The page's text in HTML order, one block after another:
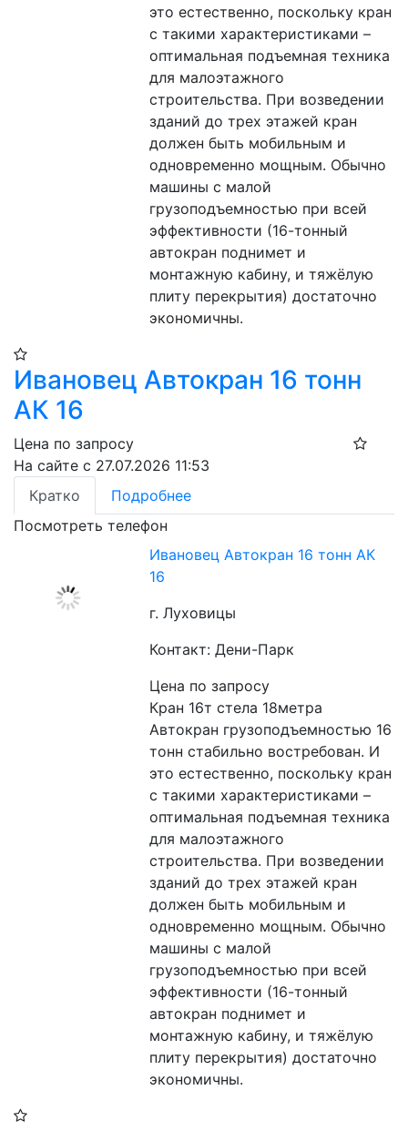
это естественно, поскольку кран
с такими характеристиками –
оптимальная подъемная техника
для малоэтажного
строительства. При возведении
зданий до трех этажей кран
должен быть мобильным и
одновременно мощным. Обычно
машины с малой
грузоподъемностью при всей
эффективности (16-тонный
автокран поднимет и
монтажную кабину, и тяжёлую
плиту перекрытия) достаточно
экономичны.
Ивановец Автокран 16 тонн
АК 16
Цена по запросу
На сайте с 27.07.2026 11:53
Кратко
Подробнее
Посмотреть телефон
Ивановец Автокран 16 тонн АК
16
г. Луховицы
Контакт: Дени-Парк
Цена по запросу
Кран 16т стела 18метра
Автокран грузоподъемностью 16
тонн стабильно востребован. И
это естественно, поскольку кран
с такими характеристиками –
оптимальная подъемная техника
для малоэтажного
строительства. При возведении
зданий до трех этажей кран
должен быть мобильным и
одновременно мощным. Обычно
машины с малой
грузоподъемностью при всей
эффективности (16-тонный
автокран поднимет и
монтажную кабину, и тяжёлую
плиту перекрытия) достаточно
экономичны.